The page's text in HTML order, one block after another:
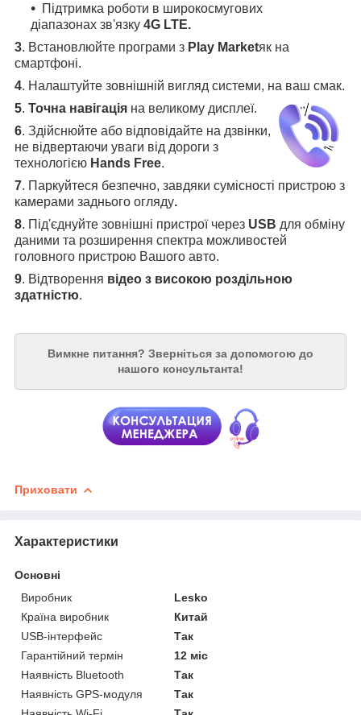
Підтримка роботи в широкосмугових
діапазонах зв'язку 4G LTE.
3. Встановлюйте програми з Play Marketяк на
смартфоні.
4. Налаштуйте зовнішній вигляд системи, на ваш смак.
5. Точна навігація на великому дисплеї.
6. Здійснюйте або відповідайте на дзвінки,
не відвертаючи уваги від дороги з
технологією Hands Free.
7. Паркуйтеся безпечно, завдяки сумісності пристрою з
камерами заднього огляду.
8. Під'єднуйте зовнішні пристрої через USB для обміну
даними та розширення спектра можливостей
головного пристрою Вашого авто.
9. Відтворення відео з високою роздільною
здатністю.
Вимкне питання? Зверніться за допомогою до
нашого консультанта!
Приховати
Характеристики
Основні
Виробник
Lesko
Країна виробник
Китай
USB-інтерфейс
Так
Гарантійний термін
12 міс
Наявність Bluetooth
Так
Наявність GPS-модуля
Так